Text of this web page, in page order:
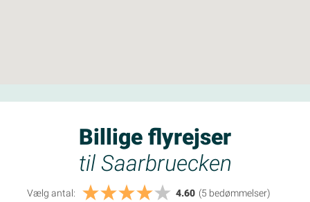
Billige flyrejser
til Saarbruecken
Vælg antal: 4.60 (5 bedømmelser)